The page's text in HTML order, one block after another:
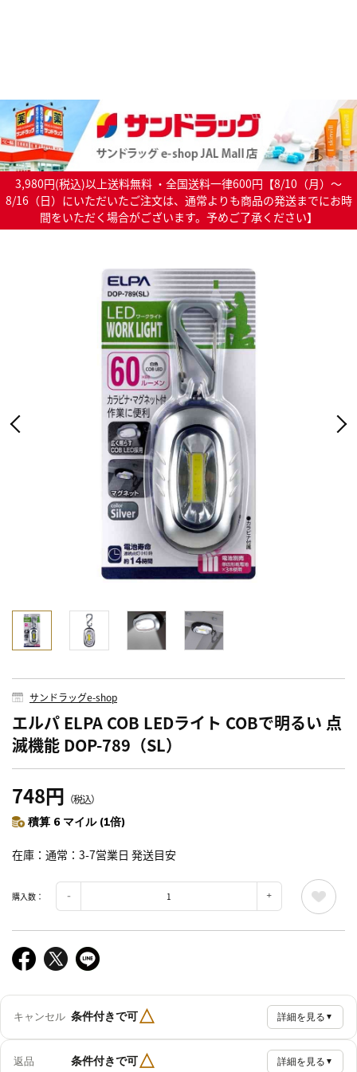
3,980円(税込)以上送料無料 ・全国送料一律600円【8/10（月）～
8/16（日）にいただいたご注文は、通常よりも商品の発送までにお時
間をいただく場合がございます。予めご了承ください】
サンドラッグe-shop
エルパ ELPA COB LEDライト COBで明るい 点
滅機能 DOP-789（SL）
748円 （税込）
積算 6 マイル (1倍)
在庫 通常：3-7営業日 発送目安
購入数：
キャンセル 条件付きで可△ 詳細を見る ▼
返品 条件付きで可△ 詳細を見る ▼